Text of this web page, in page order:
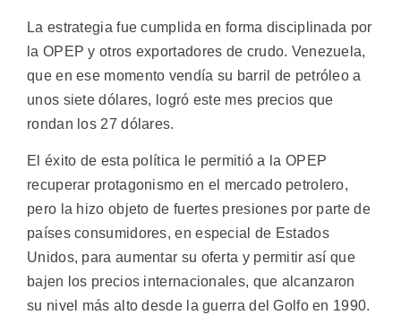
La estrategia fue cumplida en forma disciplinada por
la OPEP y otros exportadores de crudo. Venezuela,
que en ese momento vendía su barril de petróleo a
unos siete dólares, logró este mes precios que
rondan los 27 dólares.
El éxito de esta política le permitió a la OPEP
recuperar protagonismo en el mercado petrolero,
pero la hizo objeto de fuertes presiones por parte de
países consumidores, en especial de Estados
Unidos, para aumentar su oferta y permitir así que
bajen los precios internacionales, que alcanzaron
su nivel más alto desde la guerra del Golfo en 1990.